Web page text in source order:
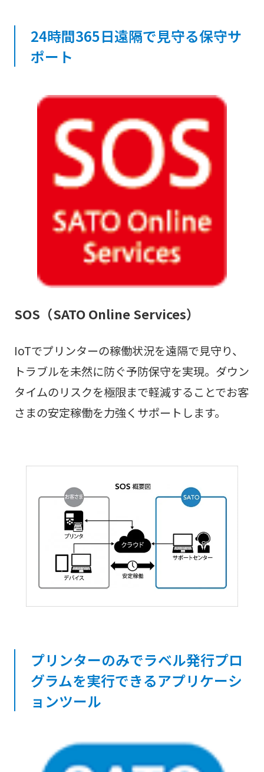
24時間365日遠隔で見守る保守サ
ポート
SOS（SATO Online Services）
IoTでプリンターの稼働状況を遠隔で見守り、
トラブルを未然に防ぐ予防保守を実現。ダウン
タイムのリスクを極限まで軽減することでお客
さまの安定稼働を力強くサポートします。
プリンターのみでラベル発行プロ
グラムを実行できるアプリケーシ
ョンツール